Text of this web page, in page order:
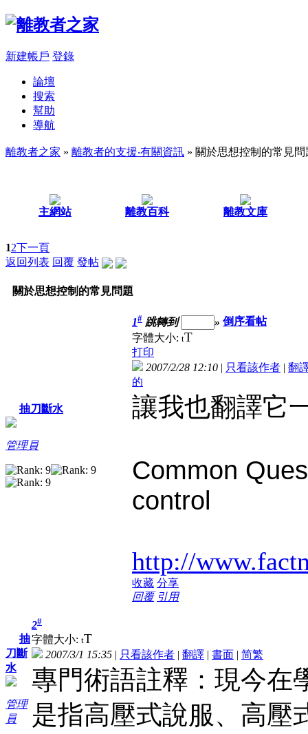
新建帳戶 登錄
論壇
搜索
幫助
導航
離教者之家 » 離教者的支援‧有關資訊 » 關於思想控制的常見問
主網站 離教百科 離教文庫
12下一頁
返回列表 回覆 發帖
關於思想控制的常見問題
抽刀斷水
管理員
1# 跳轉到 » 倒序看帖
字體大小: tT
打印
2007/2/28 12:10 | 只看該作者 | 翻
的
讓我也翻譯它
Common
control
http://
收藏 分享
回覆 引用
抽
刀斷
水
管理
員
2#
字體大小: tT
2007/3/1 15:35 | 只看該作者 | 翻譯 | 書面 | 简繁
專門術語註釋：現今在
是指高壓式說服、高壓